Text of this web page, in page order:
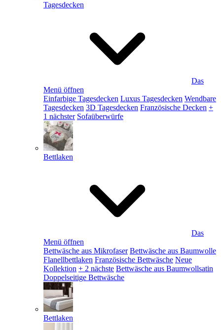
Tagesdecken
Das
Menü öffnen
Einfarbige Tagesdecken Luxus Tagesdecken Wendbare
Tagesdecken 3D Tagesdecken Französische Decken +
1 nächster Sofaüberwürfe
Bettlaken
Das
Menü öffnen
Bettwäsche aus Mikrofaser Bettwäsche aus Baumwolle
Flanellbettlaken Französische Bettwäsche Neue
Kollektion + 2 nächste Bettwäsche aus Baumwollsatin
Doppelseitige Bettwäsche
Bettlaken